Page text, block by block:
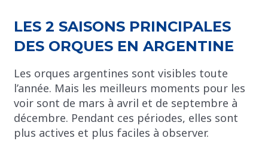
LES 2 SAISONS PRINCIPALES
DES ORQUES EN ARGENTINE
Les orques argentines sont visibles toute
l’année. Mais les meilleurs moments pour les
voir sont de mars à avril et de septembre à
décembre. Pendant ces périodes, elles sont
plus actives et plus faciles à observer.